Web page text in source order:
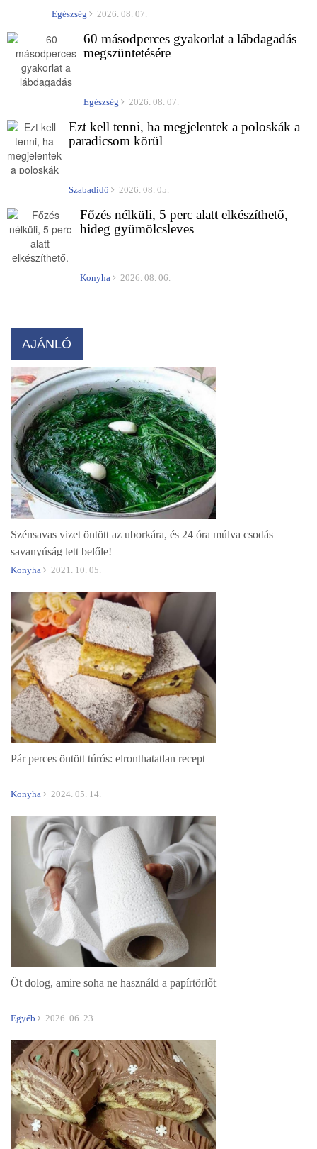
Egészség 2026. 08. 07.
60 másodperces gyakorlat a lábdagadás
megszüntetésére
Egészség 2026. 08. 07.
Ezt kell tenni, ha megjelentek a poloskák a
paradicsom körül
Szabadidő 2026. 08. 05.
Főzés nélküli, 5 perc alatt elkészíthető,
hideg gyümölcsleves
Konyha 2026. 08. 06.
AJÁNLÓ
Szénsavas vizet öntött az uborkára, és 24 óra múlva csodás
savanyúság lett belőle!
Konyha 2021. 10. 05.
Pár perces öntött túrós: elronthatatlan recept
Konyha 2024. 05. 14.
Öt dolog, amire soha ne használd a papírtörlőt
Egyéb 2026. 06. 23.